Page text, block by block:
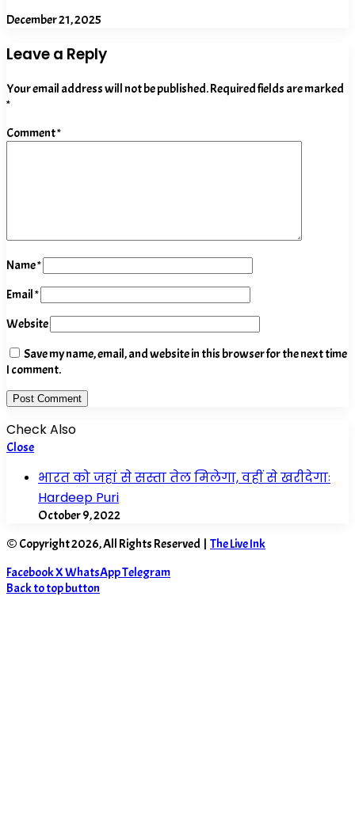
December 21, 2025
Leave a Reply
Your email address will not be published.Required fields are marked
*
Comment*
Name*
Email*
Website
Save my name, email, and website in this browser for the next time
I comment.
Check Also
Close
भारत को जहां से सस्ता तेल मिलेगा, वहीं से खरीदेगाः
Hardeep Puri
October 9, 2022
© Copyright 2026, All Rights Reserved | The Live Ink
FacebookXWhatsAppTelegram
Back to top button